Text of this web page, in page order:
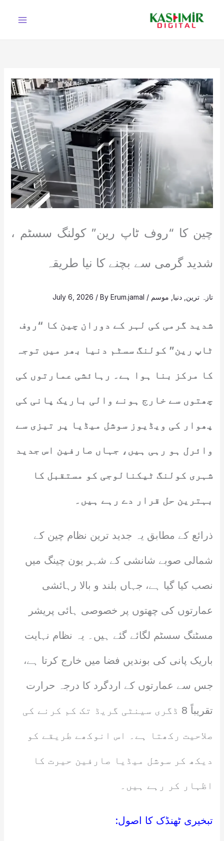
چین کا “روف ٹاپ رین” کولنگ سسٹم ،
شدید گرمی سے بچنے کا نیا طریقہ
تازہ ترین دنیا موسم /
July 6, 2026 / ByErum.jamal
شدید گرمی کی لہر کے دوران چین کا “روف
ٹاپ رین” کولنگ سسٹم دنیا بھر میں توجہ
کا مرکز بنا ہوا ہے۔ رہائشی عمارتوں کی
چھتوں سے خارج ہونے والی باریک پانی کی
پھوار کی ویڈیوز سوشل میڈیا پر تیزی سے
وائرل ہو رہی ہیں، جہاں صارفین اس جدید
شہری کولنگ ٹیکنالوجی کو مستقبل کا
بہترین حل قرار دے رہے ہیں۔
ذرائع کے مطابق یہ جدید ترین نظام چین کے
شمالی صوبے شانشی کے شہر یون چینگ میں
نصب کیا گیا ہے، جہاں بلند و بالا رہائشی
عمارتوں کی چھتوں پر خصوصی ہائی پریشر
مسٹنگ سسٹم لگائے گئے ہیں۔ یہ نظام نہایت
باریک پانی کی بوندیں فضا میں خارج کرتا ہے،
جس سے عمارتوں کے اردگرد کا درجہ حرارت
تقریباً 8 ڈگری سینٹی گریڈ تک کم کرنے کی
صلاحیت رکھتا ہے۔ اس انوکھے طریقے کو
دیکھ کر سوشل میڈیا صارفین حیرت کا
اظہار کر رہے ہیں۔
تبخیری ٹھنڈک کا اصول: